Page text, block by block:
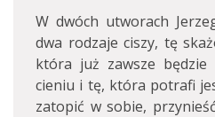
W dwóch utworach
dwa rodzaje ciszy, tę
która już zawsze
cieniu i tę, która potrafi
zatopić w sobie,